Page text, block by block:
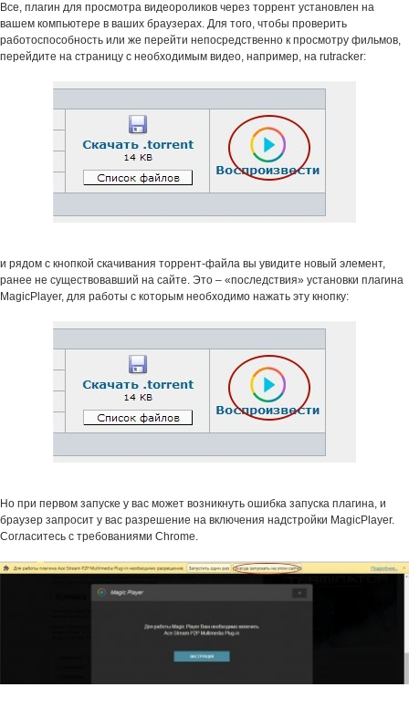
Все, плагин для просмотра видеороликов через торрент установлен на
вашем компьютере в ваших браузерах. Для того, чтобы проверить
работоспособность или же перейти непосредственно к просмотру фильмов,
перейдите на страницу с необходимым видео, например, на rutracker:
и рядом с кнопкой скачивания торрент-файла вы увидите новый элемент,
ранее не существовавший на сайте. Это – «последствия» установки плагина
MagicPlayer, для работы с которым необходимо нажать эту кнопку:
Но при первом запуске у вас может возникнуть ошибка запуска плагина, и
браузер запросит у вас разрешение на включения надстройки MagicPlayer.
Согласитесь с требованиями Chrome.